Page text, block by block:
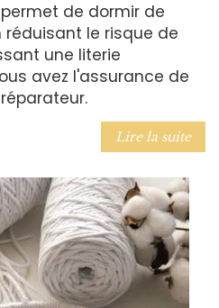
de dormir de
le risque de
une literie
avez l'assurance de
Lire la suite